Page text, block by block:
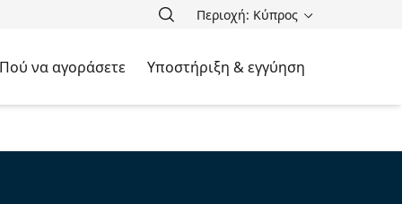
Περιοχή: Κύπρος
Πού να αγοράσετε Υποστήριξη & εγγύηση